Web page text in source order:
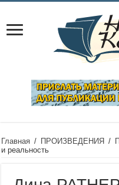
Главная / ПРОИЗВЕДЕНИЯ /
и реальность